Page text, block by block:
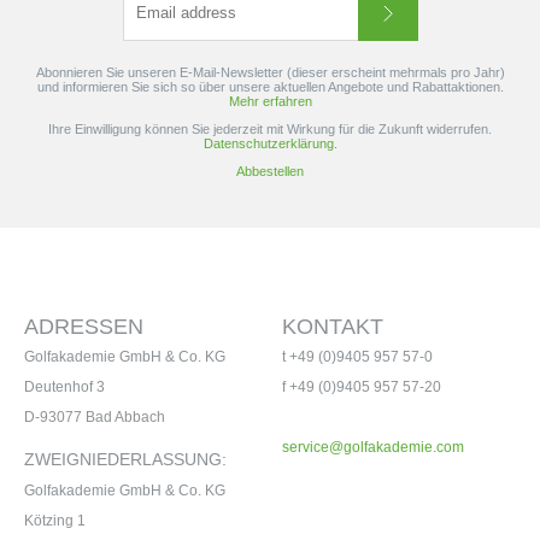
Abonnieren Sie unseren E-Mail-Newsletter (dieser erscheint mehrmals pro Jahr)
und informieren Sie sich so über unsere aktuellen Angebote und Rabattaktionen.
Mehr erfahren
Ihre Einwilligung können Sie jederzeit mit Wirkung für die Zukunft widerrufen.
Datenschutzerklärung.
Abbestellen
KONTAKT
t +49 (0)9405 957 57-0
f +49 (0)9405 957 57-20
service@golfakademie.com
ADRESSEN
Golfakademie GmbH & Co. KG
Deutenhof 3
D-93077 Bad Abbach
ZWEIGNIEDERLASSUNG:
Golfakademie GmbH & Co. KG
Kötzing 1